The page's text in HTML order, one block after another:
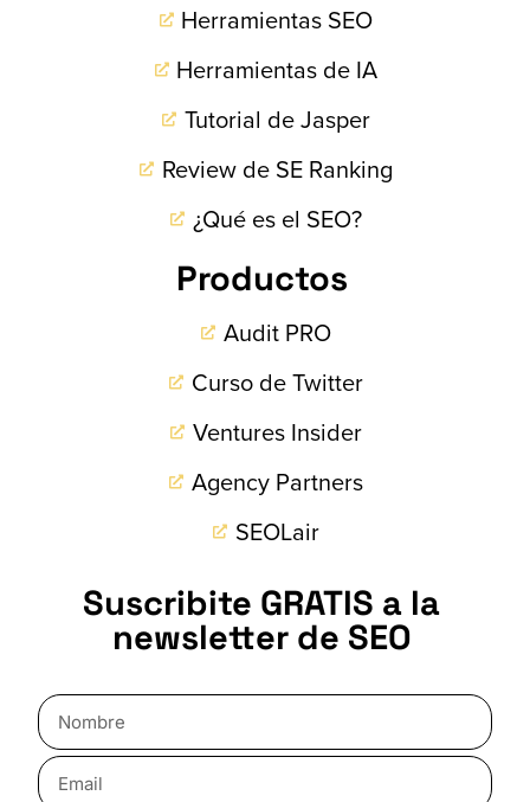
Herramientas SEO
Herramientas de IA
Tutorial de Jasper
Review de SE Ranking
¿Qué es el SEO?
Productos
Audit PRO
Curso de Twitter
Ventures Insider
Agency Partners
SEOLair
Suscribite GRATIS a la
newsletter de SEO